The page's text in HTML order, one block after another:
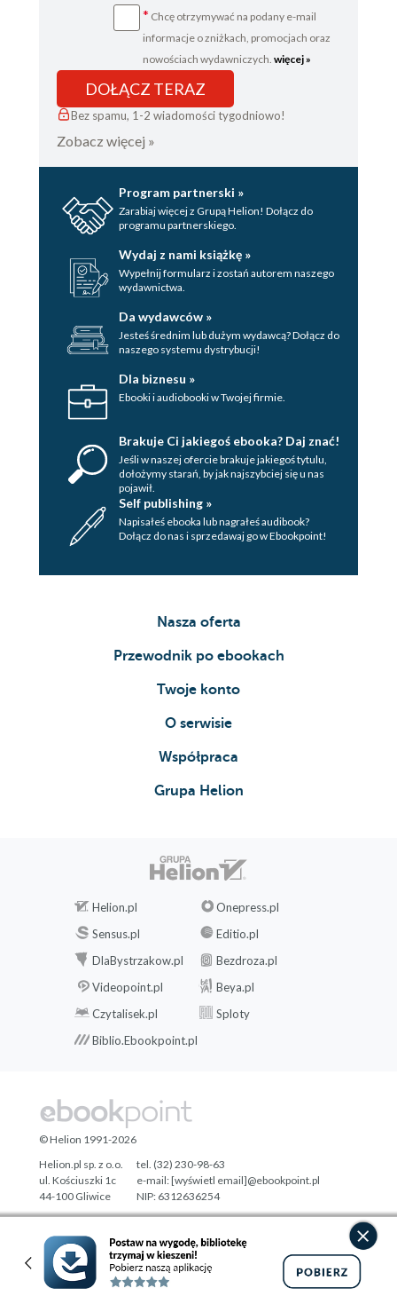
* Chcę otrzymywać na podany e-mail
informacje o zniżkach, promocjach oraz
nowościach wydawniczych. więcej »
DOŁĄCZ TERAZ
Bez spamu, 1-2 wiadomości tygodniowo!
Zobacz więcej »
Program partnerski »
Zarabiaj więcej z Grupą Helion! Dołącz do
programu partnerskiego.
Wydaj z nami książkę »
Wypełnij formularz i zostań autorem naszego
wydawnictwa.
Da wydawców »
Jesteś średnim lub dużym wydawcą? Dołącz do
naszego systemu dystrybucji!
Dla biznesu »
Ebooki i audiobooki w Twojej firmie.
Brakuje Ci jakiegoś ebooka? Daj znać!
Jeśli w naszej ofercie brakuje jakiegoś tytulu,
dołożymy starań, by jak najszybciej się u nas
pojawił.
Self publishing »
Napisałeś ebooka lub nagrałeś audibook?
Dołącz do nas i sprzedawaj go w Ebookpoint!
Nasza oferta
Przewodnik po ebookach
Twoje konto
O serwisie
Współpraca
Grupa Helion
Helion.pl
Onepress.pl
Sensus.pl
Editio.pl
DlaBystrzakow.pl
Bezdroza.pl
Videopoint.pl
Beya.pl
Czytalisek.pl
Sploty
Biblio.Ebookpoint.pl
Designed with ♥ byTonik.pl
© Helion 1991-2026
Helion.pl sp. z o.o.
ul. Kościuszki 1c
44-100 Gliwice
tel. (32) 230-98-63
e-mail:[wyświetl email]@ebookpoint.pl
NIP: 6312636254
Regon: 241989027
Pełna wersja strony »